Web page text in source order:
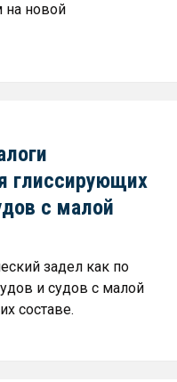
на новой
глиссирующих
с малой
задел как по
и судов с малой
составе.